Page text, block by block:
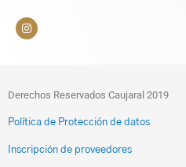
Derechos Reservados Caujaral 2019
Política de Protección de datos
Inscripción de proveedores